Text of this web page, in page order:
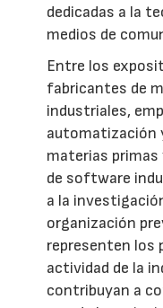
dedicadas a la
medios de
Entre los
fabricantes de
industriales,
automatización
materias
de software
a la
organización
representen los
actividad de la
contribuyan a